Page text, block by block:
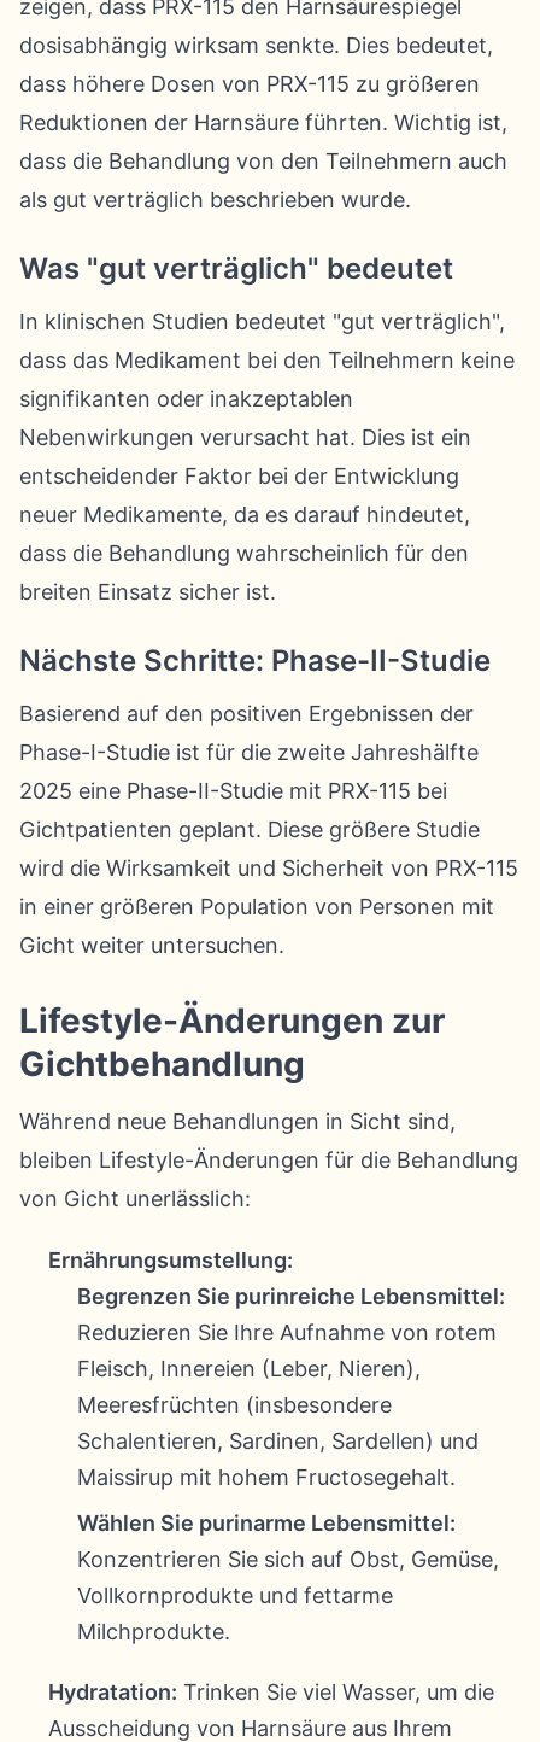
zeigen, dass PRX-115 den Harnsäurespiegel
dosisabhängig wirksam senkte. Dies bedeutet,
dass höhere Dosen von PRX-115 zu größeren
Reduktionen der Harnsäure führten. Wichtig ist,
dass die Behandlung von den Teilnehmern auch
als gut verträglich beschrieben wurde.
Was "gut verträglich" bedeutet
In klinischen Studien bedeutet "gut verträglich",
dass das Medikament bei den Teilnehmern keine
signifikanten oder inakzeptablen
Nebenwirkungen verursacht hat. Dies ist ein
entscheidender Faktor bei der Entwicklung
neuer Medikamente, da es darauf hindeutet,
dass die Behandlung wahrscheinlich für den
breiten Einsatz sicher ist.
Nächste Schritte: Phase-II-Studie
Basierend auf den positiven Ergebnissen der
Phase-I-Studie ist für die zweite Jahreshälfte
2025 eine Phase-II-Studie mit PRX-115 bei
Gichtpatienten geplant. Diese größere Studie
wird die Wirksamkeit und Sicherheit von PRX-115
in einer größeren Population von Personen mit
Gicht weiter untersuchen.
Lifestyle-Änderungen zur
Gichtbehandlung
Während neue Behandlungen in Sicht sind,
bleiben Lifestyle-Änderungen für die Behandlung
von Gicht unerlässlich:
Ernährungsumstellung:
Begrenzen Sie purinreiche Lebensmittel:
Reduzieren Sie Ihre Aufnahme von rotem
Fleisch, Innereien (Leber, Nieren),
Meeresfrüchten (insbesondere
Schalentieren, Sardinen, Sardellen) und
Maissirup mit hohem Fructosegehalt.
Wählen Sie purinarme Lebensmittel:
Konzentrieren Sie sich auf Obst, Gemüse,
Vollkornprodukte und fettarme
Milchprodukte.
Hydratation: Trinken Sie viel Wasser, um die
Ausscheidung von Harnsäure aus Ihrem